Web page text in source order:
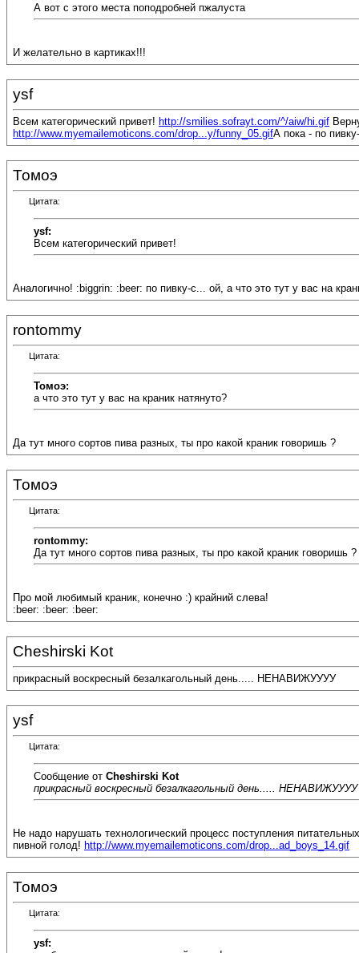
А вот с этого места поподробней пжалуста
И желательно в картиках!!!
ysf
Всем категорический привет! http://smilies.sofrayt.com/^/aiw/hi.gif
http://www.myemailemoticons.com/drop...y/funny_05.gifА пока - по
Томоэ
Цитата:
ysf:
Всем категорический привет!
Аналогично! :biggrin: :beer: по пивку-с... ой, а что это тут у вас на
rontommy
Цитата:
Томоэ:
а что это тут у вас на краник натянуто?
Да тут много сортов пива разных, ты про какой краник говоришь ?
Томоэ
Цитата:
rontommy:
Да тут много сортов пива разных, ты про какой краник говоришь ?
Про мой любимый краник, конечно :) крайний слева!
:beer: :beer: :beer:
Cheshirski Kot
прикрасный воскресный безалкагольный день..... НЕНАВИЖУУУУ
ysf
Цитата:
Сообщение от Cheshirski Kot
прикрасный воскресный безалкагольный день..... НЕНАВИЖУУУУ
Не надо нарушать технологический процесс поступления
пивной голод! http://www.myemailemoticons.com/drop...ad_boys_14.gif
Томоэ
Цитата:
ysf: